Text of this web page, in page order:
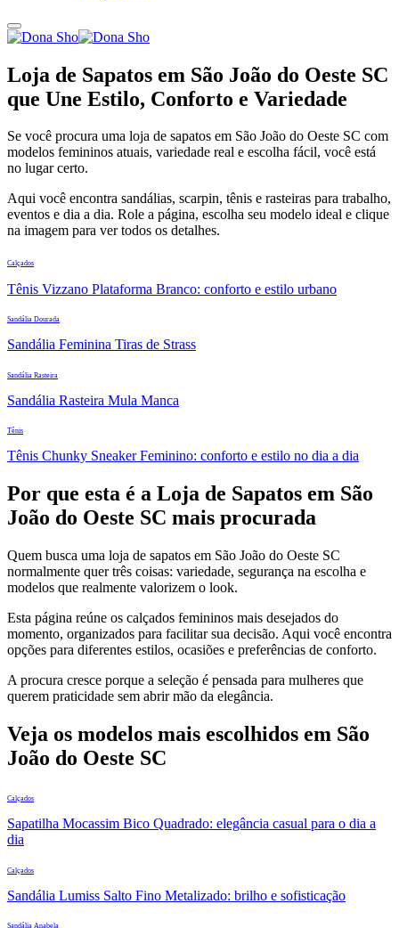
Loja de Sapatos em São João do Oeste SC
que Une Estilo, Conforto e Variedade
Se você procura uma loja de sapatos em São João do Oeste SC com
modelos femininos atuais, variedade real e escolha fácil, você está
no lugar certo.
Aqui você encontra sandálias, scarpin, tênis e rasteiras para trabalho,
eventos e dia a dia. Role a página, escolha seu modelo ideal e clique
na imagem para ver todos os detalhes.
Calçados
Tênis Vizzano Plataforma Branco: conforto e estilo urbano
Sandália Dourada
Sandália Feminina Tiras de Strass
Sandália Rasteira
Sandália Rasteira Mula Manca
Tênis
Tênis Chunky Sneaker Feminino: conforto e estilo no dia a dia
Por que esta é a Loja de Sapatos em São
João do Oeste SC mais procurada
Quem busca uma loja de sapatos em São João do Oeste SC
normalmente quer três coisas: variedade, segurança na escolha e
modelos que realmente valorizem o look.
Esta página reúne os calçados femininos mais desejados do
momento, organizados para facilitar sua decisão. Aqui você encontra
opções para diferentes estilos, ocasiões e preferências de conforto.
A procura cresce porque a seleção é pensada para mulheres que
querem praticidade sem abrir mão da elegância.
Veja os modelos mais escolhidos em São
João do Oeste SC
Calçados
Sapatilha Mocassim Bico Quadrado: elegância casual para o dia a
dia
Calçados
Sandália Lumiss Salto Fino Metalizado: brilho e sofisticação
Sandália Anabela